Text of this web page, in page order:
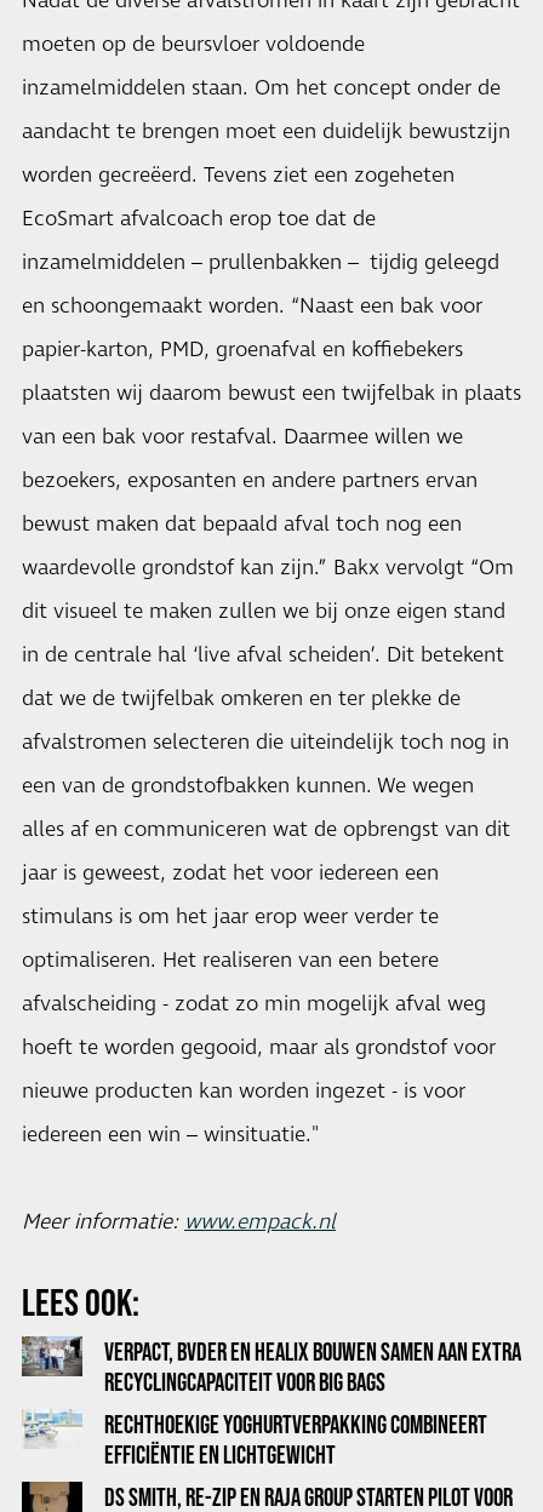
moeten op de beursvloer voldoende
inzamelmiddelen staan. Om het concept onder de
aandacht te brengen moet een duidelijk bewustzijn
worden gecreëerd. Tevens ziet een zogeheten
EcoSmart afvalcoach erop toe dat de
inzamelmiddelen – prullenbakken – tijdig geleegd
en schoongemaakt worden. “Naast een bak voor
papier-karton, PMD, groenafval en koffiebekers
plaatsten wij daarom bewust een twijfelbak in plaats
van een bak voor restafval. Daarmee willen we
bezoekers, exposanten en andere partners ervan
bewust maken dat bepaald afval toch nog een
waardevolle grondstof kan zijn.” Bakx vervolgt “Om
dit visueel te maken zullen we bij onze eigen stand
in de centrale hal ‘live afval scheiden’. Dit betekent
dat we de twijfelbak omkeren en ter plekke de
afvalstromen selecteren die uiteindelijk toch nog in
een van de grondstofbakken kunnen. We wegen
alles af en communiceren wat de opbrengst van dit
jaar is geweest, zodat het voor iedereen een
stimulans is om het jaar erop weer verder te
optimaliseren. Het realiseren van een betere
afvalscheiding - zodat zo min mogelijk afval weg
hoeft te worden gegooid, maar als grondstof voor
nieuwe producten kan worden ingezet - is voor
iedereen een win – winsituatie."
Meer informatie:www.empack.nl
LEES OOK:
VERPACT, BVDER EN HEALIX BOUWEN SAMEN AAN EXTRA
RECYCLINGCAPACITEIT VOOR BIG BAGS
RECHTHOEKIGE YOGHURTVERPAKKING COMBINEERT
EFFICIËNTIE EN LICHTGEWICHT
DS SMITH, RE-ZIP EN RAJA GROUP STARTEN PILOT VOOR